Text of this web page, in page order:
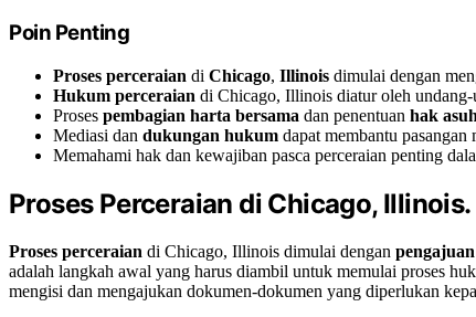
Poin Penting
Proses perceraian di Chicago, Illinois dimulai dengan
Hukum perceraian di Chicago, Illinois diatur oleh
Proses pembagian harta bersama dan penentuan hak
Mediasi dan dukungan hukum dapat membantu pasangan
Memahami hak dan kewajiban pasca perceraian penting
Proses Perceraian di Chicago, Illinois.
Proses perceraian di Chicago, Illinois dimulai dengan
adalah langkah awal yang harus diambil untuk memulai proses
mengisi dan mengajukan dokumen-dokumen yang diperlukan